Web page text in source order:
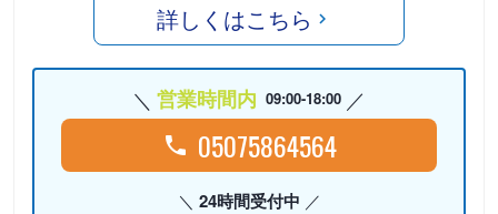
詳しくはこちら
営業時間内 09:00-18:00
05075864564
24時間受付中